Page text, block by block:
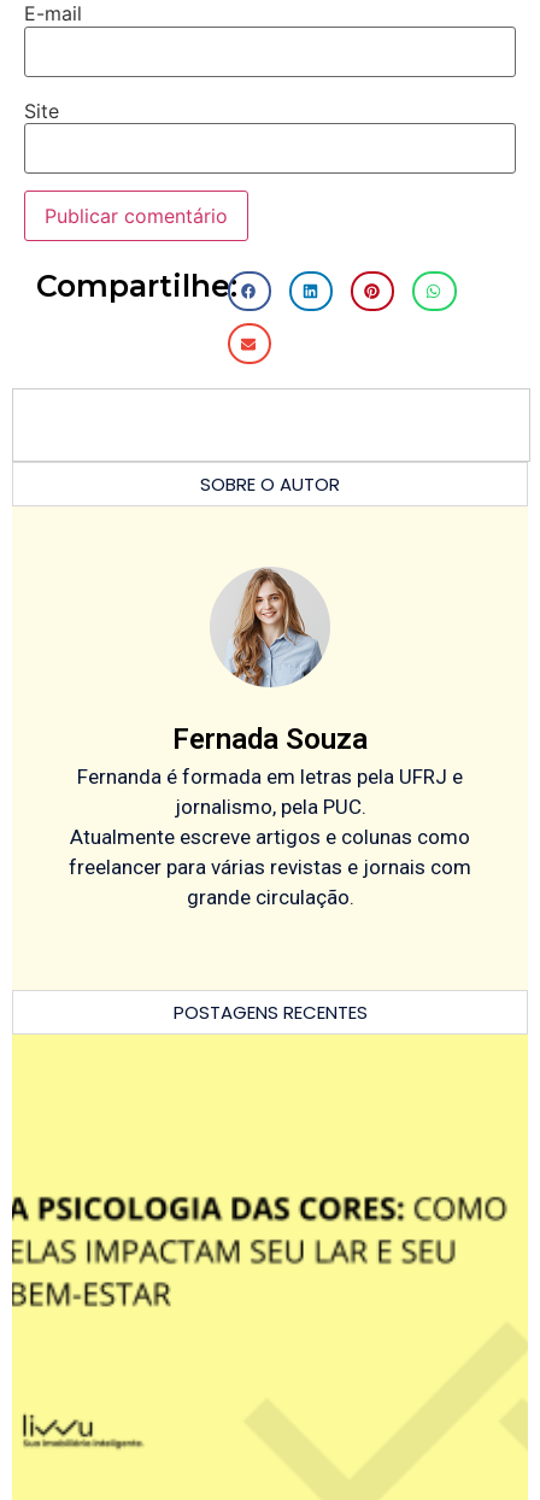
E-mail
Site
Compartilhe:
SOBRE O AUTOR
Fernada Souza
Fernanda é formada em letras pela UFRJ e
jornalismo, pela PUC.
Atualmente escreve artigos e colunas como
freelancer para várias revistas e jornais com
grande circulação.
POSTAGENS RECENTES